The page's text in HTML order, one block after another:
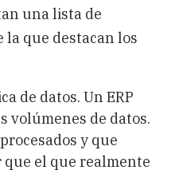
una lista de
la que destacan los
de datos. Un ERP
volúmenes de datos.
y que
que el que realmente